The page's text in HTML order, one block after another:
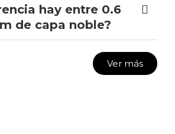
hay entre 0.6
de capa noble?
Ver más